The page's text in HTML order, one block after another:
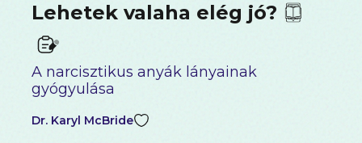
Lehetek valaha elég jó?
A narcisztikus anyák lányainak
gyógyulása
Dr. Karyl McBride